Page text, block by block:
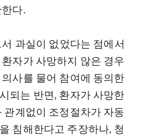
다.
과실이 없었다는 점에서
자가 사망하지 않은 경우
사를 물어 참여에 동의한
되는 반면, 환자가 사망한
관계없이 조정절차가 자동
침해한다고 주장하나, 청